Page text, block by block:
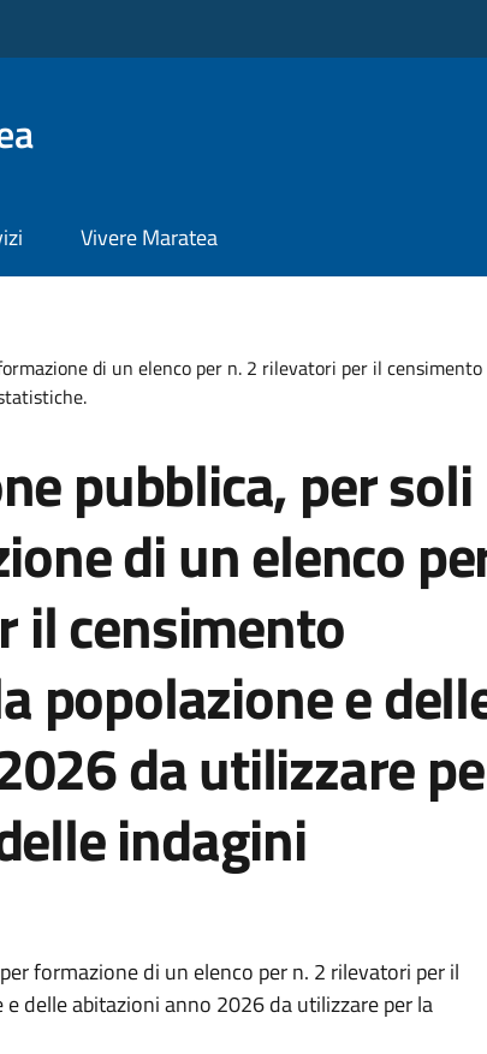
Vivere Maratea
di un elenco per n. 2 rilevatori per il
pubblica, per soli
di un elenco
il censimento
popolazione e
da utilizzare
indagini
formazione di un elenco per n. 2 rilevatori per il
delle abitazioni anno 2026 da utilizzare per la